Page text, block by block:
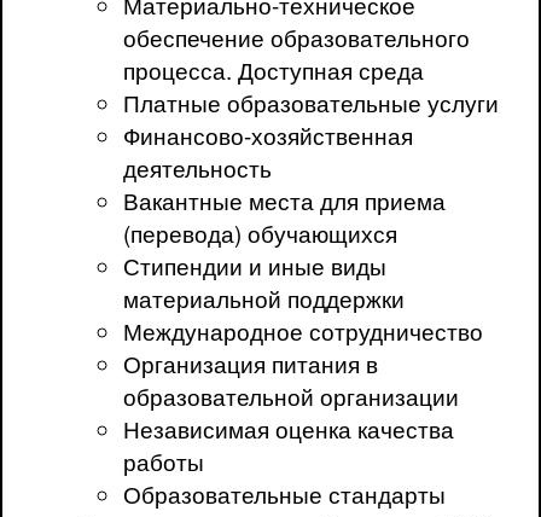
обеспечение образовательного
процесса. Доступная среда
Платные образовательные услуги
Финансово-хозяйственная
деятельность
Вакантные места для приема
(перевода) обучающихся
Стипендии и иные виды
материальной поддержки
Международное сотрудничество
Организация питания в
образовательной организации
Независимая оценка качества
работы
Образовательные стандарты